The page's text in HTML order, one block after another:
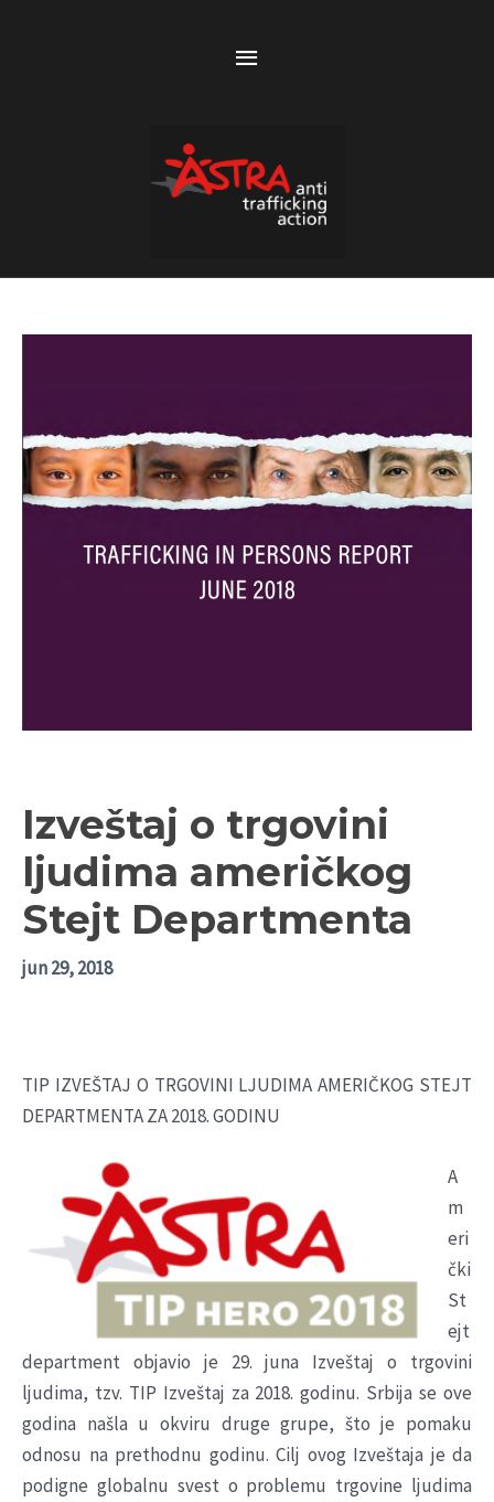
Header
Izveštaj o trgovini
ljudima američkog
Stejt Departmenta
jun 29, 2018
TIP IZVEŠTAJ O TRGOVINI LJUDIMA AMERIČKOG STEJT
DEPARTMENTA ZA 2018. GODINU
A
m
eri
čki
St
ejt
department objavio je 29. juna Izveštaj o trgovini
ljudima, tzv. TIP Izveštaj za 2018. godinu. Srbija se ove
godina našla u okviru druge grupe, što je pomaku
odnosu na prethodnu godinu. Cilj ovog Izveštaja je da
podigne globalnu svest o problemu trgovine ljudima